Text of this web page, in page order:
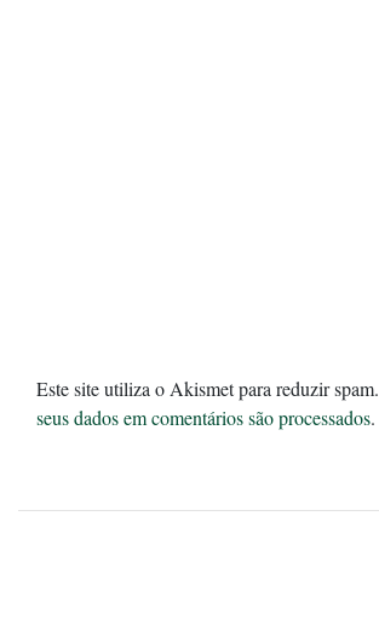
Este site utiliza o Akismet para reduzir spam.
seus dados em comentários são processados.